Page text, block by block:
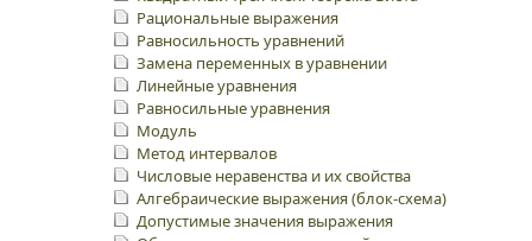
Рациональные выражения
Равносильность уравнений
Замена переменных в уравнении
Линейные уравнения
Равносильные уравнения
Модуль
Метод интервалов
Числовые неравенства и их свойства
Алгебраические выражения (блок-схема)
Допустимые значения выражения